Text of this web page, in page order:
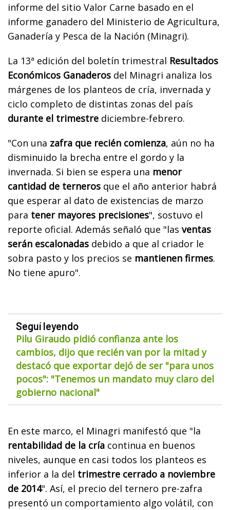
informe del sitio Valor Carne basado en el
informe ganadero del Ministerio de Agricultura,
Ganadería y Pesca de la Nación (Minagri).
La 13ª edición del boletín trimestral Resultados
Económicos Ganaderos del Minagri analiza los
márgenes de los planteos de cría, invernada y
ciclo completo de distintas zonas del país
durante el trimestre diciembre-febrero.
"Con una zafra que recién comienza, aún no ha
disminuido la brecha entre el gordo y la
invernada. Si bien se espera una menor
cantidad de terneros que el año anterior habrá
que esperar al dato de existencias de marzo
para tener mayores precisiones", sostuvo el
reporte oficial. Además señaló que "las ventas
serán escalonadas debido a que al criador le
sobra pasto y los precios se mantienen firmes.
No tiene apuro".
Seguí leyendo
Pilu Giraudo pidió confianza ante los
cambios, dijo que recién van por la mitad y
destacó que exportar dejó de ser "para unos
pocos": "Tenemos un mandato muy claro del
gobierno nacional"
En este marco, el Minagri manifestó que "la
rentabilidad de la cría continua en buenos
niveles, aunque en casi todos los planteos es
inferior a la del trimestre cerrado a noviembre
de 2014". Así, el precio del ternero pre-zafra
presentó un comportamiento algo volátil, con